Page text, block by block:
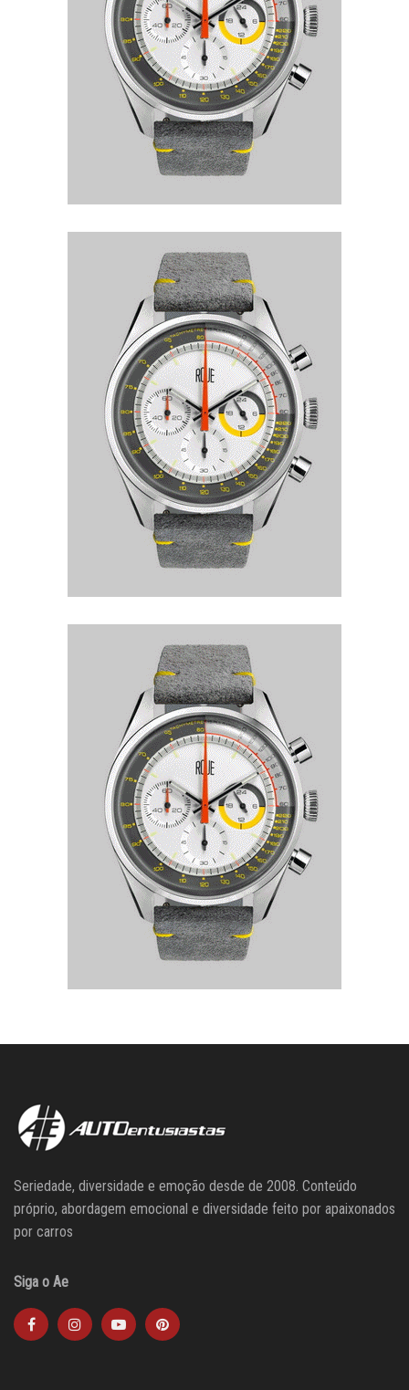
Seriedade, diversidade e emoção desde de 2008. Conteúdo
próprio, abordagem emocional e diversidade feito por apaixonados
por carros
Siga o Ae